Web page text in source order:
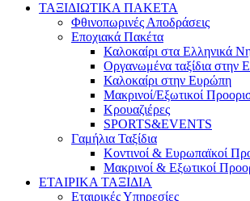
ΤΑΞΙΔΙΩΤΙΚΑ ΠΑΚΕΤΑ
Φθινοπωρινές Αποδράσεις
Εποχιακά Πακέτα
Καλοκαίρι στα Ελληνικά
Οργανωμένα ταξίδια στην
Καλοκαίρι στην Ευρώπη
Μακρινοί/Εξωτικοί
Κρουαζιέρες
SPORTS&EVENTS
Γαμήλια Ταξίδια
Κοντινοί & Ευρωπαϊκοί
Μακρινοί & Εξωτικοί
ΕΤΑΙΡΙΚΑ ΤΑΞΙΔΙΑ
Εταιρικές Υπηρεσίες